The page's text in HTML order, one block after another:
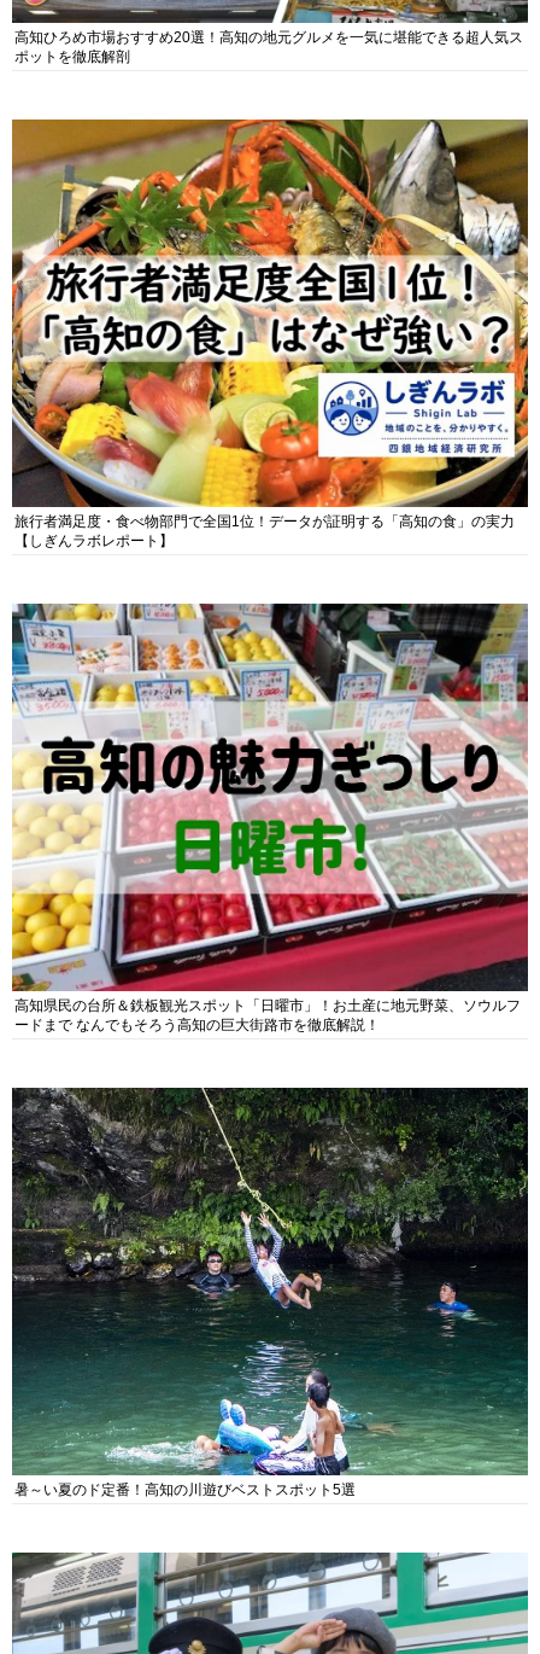
高知ひろめ市場おすすめ20選！高知の地元グルメを一気に堪能できる超人気ス
ポットを徹底解剖
旅行者満足度・食べ物部門で全国1位！データが証明する「高知の食」の実力
【しぎんラボレポート】
高知県民の台所＆鉄板観光スポット「日曜市」！お土産に地元野菜、ソウルフ
ードまで なんでもそろう高知の巨大街路市を徹底解説！
暑～い夏のド定番！高知の川遊びベストスポット5選